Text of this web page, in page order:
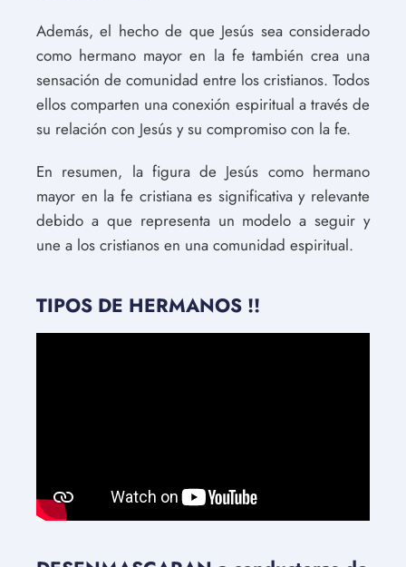
Además, el hecho de que Jesús sea considerado
como hermano mayor en la fe también crea una
sensación de comunidad entre los cristianos. Todos
ellos comparten una conexión espiritual a través de
su relación con Jesús y su compromiso con la fe.
En resumen, la figura de Jesús como hermano
mayor en la fe cristiana es significativa y relevante
debido a que representa un modelo a seguir y
une a los cristianos en una comunidad espiritual.
TIPOS DE HERMANOS !!